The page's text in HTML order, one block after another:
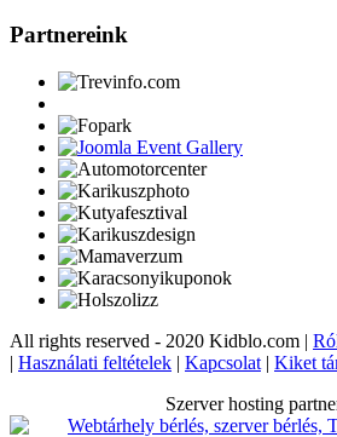
Partnereink
All rights reserved - 2020 Kidblo.com |
| Használati feltételek | Kapcsolat | Kiket
Szerver hosting